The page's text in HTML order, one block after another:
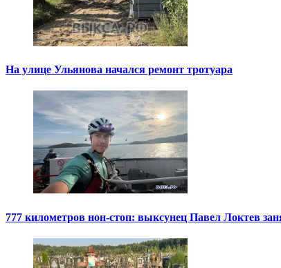
На улице Ульянова начался ремонт тротуара
777 километров нон-стоп: выксунец Павел Локтев